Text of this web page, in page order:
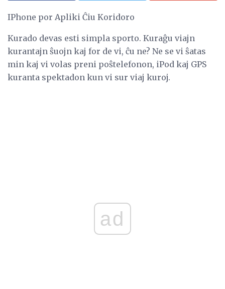
IPhone por Apliki Ĉiu Koridoro
Kurado devas esti simpla sporto. Kuraĝu viajn
kurantajn ŝuojn kaj for de vi, ĉu ne? Ne se vi ŝatas
min kaj vi volas preni poŝtelefonon, iPod kaj GPS
kuranta spektadon kun vi sur viaj kuroj.
ad